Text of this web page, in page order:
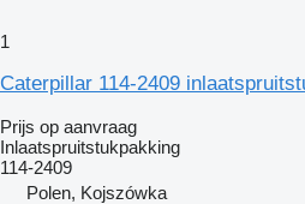
1
Caterpillar 114-2409
Prijs op aanvraag
Inlaatspruitstukpakking
114-2409
Polen, Kojszówka